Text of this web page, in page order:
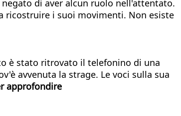
di aver alcun ruolo nell'attentato.
ricostruire i suoi movimenti. Non esiste
è stato ritrovato il telefonino di una
avvenuta la strage. Le voci sulla sua
approfondire